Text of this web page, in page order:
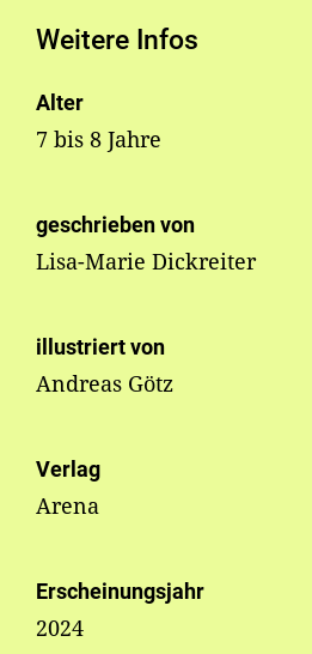
Weitere Infos
Alter
7 bis 8 Jahre
geschrieben von
Lisa-Marie Dickreiter
illustriert von
Andreas Götz
Verlag
Arena
Erscheinungsjahr
2024